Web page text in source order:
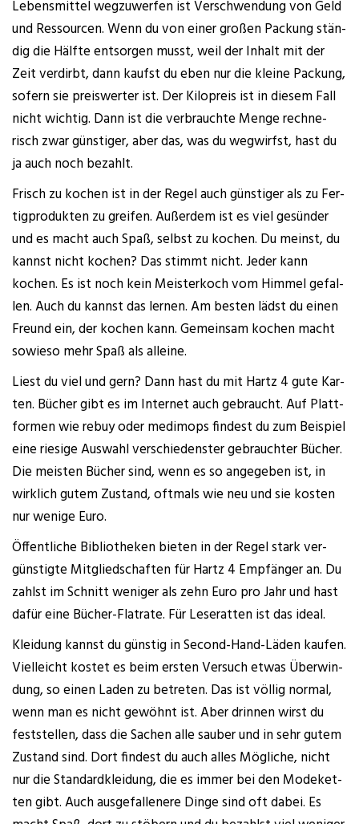
Lebens­mit­tel weg­zu­wer­fen ist Ver­schwen­dung von Geld
und Res­sour­cen. Wenn du von einer gro­ßen Packung stän­
dig die Hälf­te ent­sor­gen musst, weil der Inhalt mit der
Zeit ver­dirbt, dann kaufst du eben nur die klei­ne Packung,
sofern sie preis­wer­ter ist. Der Kilo­preis ist in die­sem Fall
nicht wich­tig. Dann ist die ver­brauch­te Men­ge rech­ne­
risch zwar güns­ti­ger, aber das, was du weg­wirfst, hast du
ja auch noch bezahlt.
Frisch zu kochen ist in der Regel auch güns­ti­ger als zu Fer­
tig­pro­duk­ten zu grei­fen. Außer­dem ist es viel gesün­der
und es macht auch Spaß, selbst zu kochen. Du meinst, du
kannst nicht kochen? Das stimmt nicht. Jeder kann
kochen. Es ist noch kein Meis­ter­koch vom Him­mel gefal­
len. Auch du kannst das ler­nen. Am bes­ten lädst du einen
Freund ein, der kochen kann. Gemein­sam kochen macht
sowie­so mehr Spaß als alleine.
Liest du viel und gern? Dann hast du mit Hartz 4 gute Kar­
ten. Bücher gibt es im Inter­net auch gebraucht. Auf Platt­
for­men wie rebuy oder medim­ops fin­dest du zum Bei­spiel
eine rie­si­ge Aus­wahl ver­schie­dens­ter gebrauch­ter Bücher.
Die meis­ten Bücher sind, wenn es so ange­ge­ben ist, in
wirk­lich gutem Zustand, oft­mals wie neu und sie kos­ten
nur weni­ge Euro.
Öffent­li­che Biblio­the­ken bie­ten in der Regel stark ver­
güns­tig­te Mit­glied­schaf­ten für Hartz 4 Emp­fän­ger an. Du
zahlst im Schnitt weni­ger als zehn Euro pro Jahr und hast
dafür eine Bücher-Flat­rate. Für Lese­rat­ten ist das ideal.
Klei­dung kannst du güns­tig in Second-Hand-Läden kau­fen.
Viel­leicht kos­tet es beim ers­ten Ver­such etwas Über­win­
dung, so einen Laden zu betre­ten. Das ist völ­lig nor­mal,
wenn man es nicht gewöhnt ist. Aber drin­nen wirst du
fest­stel­len, dass die Sachen alle sau­ber und in sehr gutem
Zustand sind. Dort fin­dest du auch alles Mög­li­che, nicht
nur die Stan­dard­klei­dung, die es immer bei den Mode­ket­
ten gibt. Auch aus­ge­fal­le­ne­re Din­ge sind oft dabei. Es